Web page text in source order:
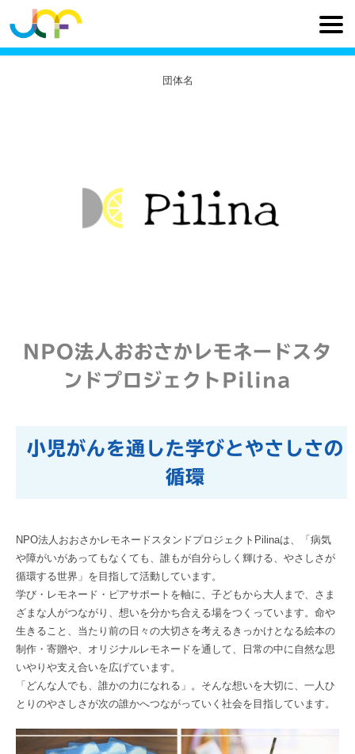
団体名
NPO法人おおさかレモネードスタ
ンドプロジェクトPilina
小児がんを通した学びとやさしさの
循環
NPO法人おおさかレモネードスタンドプロジェクトPilinaは、「病気
や障がいがあってもなくても、誰もが自分らしく輝ける、やさしさが
循環する世界」を目指して活動しています。
学び・レモネード・ピアサポートを軸に、子どもから大人まで、さま
ざまな人がつながり、想いを分かち合える場をつくっています。命や
生きること、当たり前の日々の大切さを考えるきっかけとなる絵本の
制作・寄贈や、オリジナルレモネードを通して、日常の中に自然な思
いやりや支え合いを広げています。
「どんな人でも、誰かの力になれる」。そんな想いを大切に、一人ひ
とりのやさしさが次の誰かへつながっていく社会を目指しています。